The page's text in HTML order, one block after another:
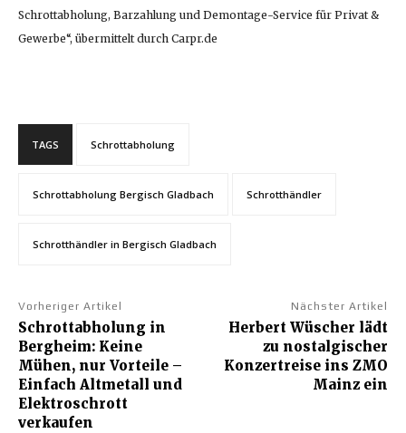
Schrottabholung, Barzahlung und Demontage-Service für Privat &
Gewerbe“, übermittelt durch Carpr.de
TAGS Schrottabholung
Schrottabholung Bergisch Gladbach Schrotthändler
Schrotthändler in Bergisch Gladbach
Vorheriger Artikel
Schrottabholung in
Bergheim: Keine
Mühen, nur Vorteile –
Einfach Altmetall und
Elektroschrott
verkaufen
Nächster Artikel
Herbert Wüscher lädt
zu nostalgischer
Konzertreise ins ZMO
Mainz ein